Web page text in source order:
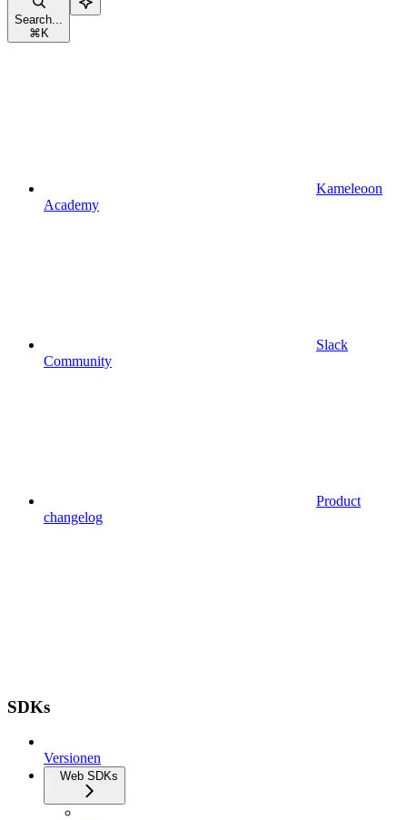
Search...
⌘ K
Kameleoon
Academy
Slack
Community
Product
changelog
SDKs
Versionen
Web SDKs